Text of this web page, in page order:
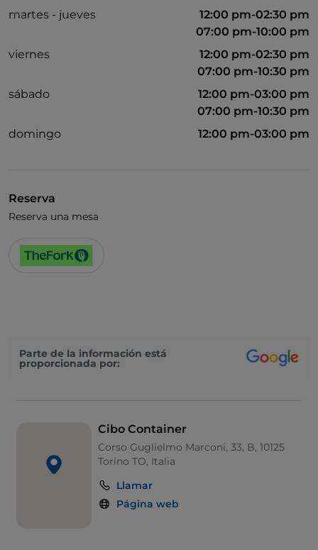
martes - jueves
12:00 pm-02:30 pm
07:00 pm-10:00 pm
viernes
12:00 pm-02:30 pm
07:00 pm-10:30 pm
sábado
12:00 pm-03:00 pm
07:00 pm-10:30 pm
domingo
12:00 pm-03:00 pm
Reserva
Reserva una mesa
Parte de la información está
proporcionada por:
Cibo Container
Corso Guglielmo Marconi, 33, B, 10125
Torino TO, Italia
Llamar
Página web